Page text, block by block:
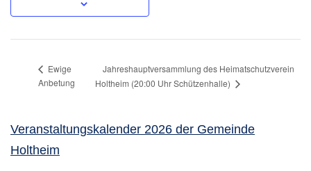
Ewige
Anbetung
Jahreshauptversammlung des Heimatschutzverein
Holtheim (20:00 Uhr Schützenhalle)
Veranstaltungskalender 2026 der Gemeinde
Holtheim